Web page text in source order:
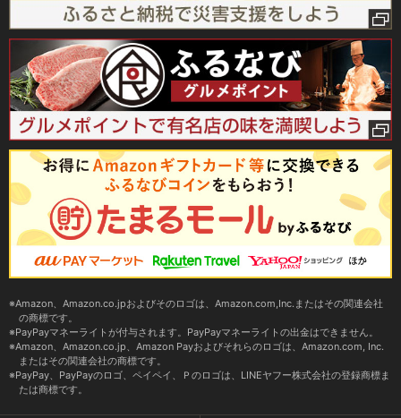
Amazon、Amazon.co.jpおよびそのロゴは、Amazon.com,Inc.またはその関連会社
の商標です。
PayPayマネーライトが付与されます。PayPayマネーライトの出金はできません。
Amazon、Amazon.co.jp、Amazon Payおよびそれらのロゴは、Amazon.com, Inc.
またはその関連会社の商標です。
PayPay、PayPayのロゴ、ペイペイ、Ｐのロゴは、LINEヤフー株式会社の登録商標ま
たは商標です。